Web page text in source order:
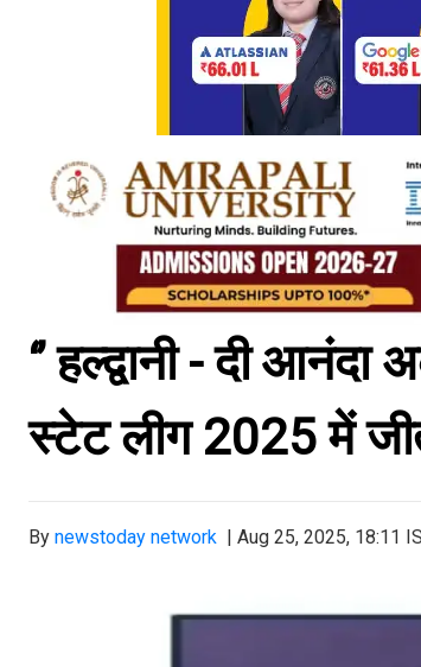
‘’ हल्द्वानी - दी
स्टेट लीग 2025 में
By newstoday network | Aug 25, 2025, 18:11